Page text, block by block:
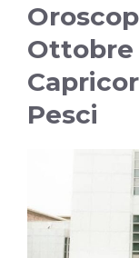
Ottobre
Pesci